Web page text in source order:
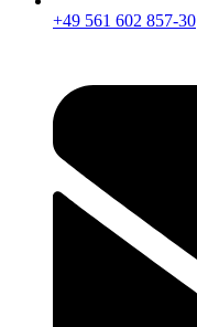
+49 561 602 857-30